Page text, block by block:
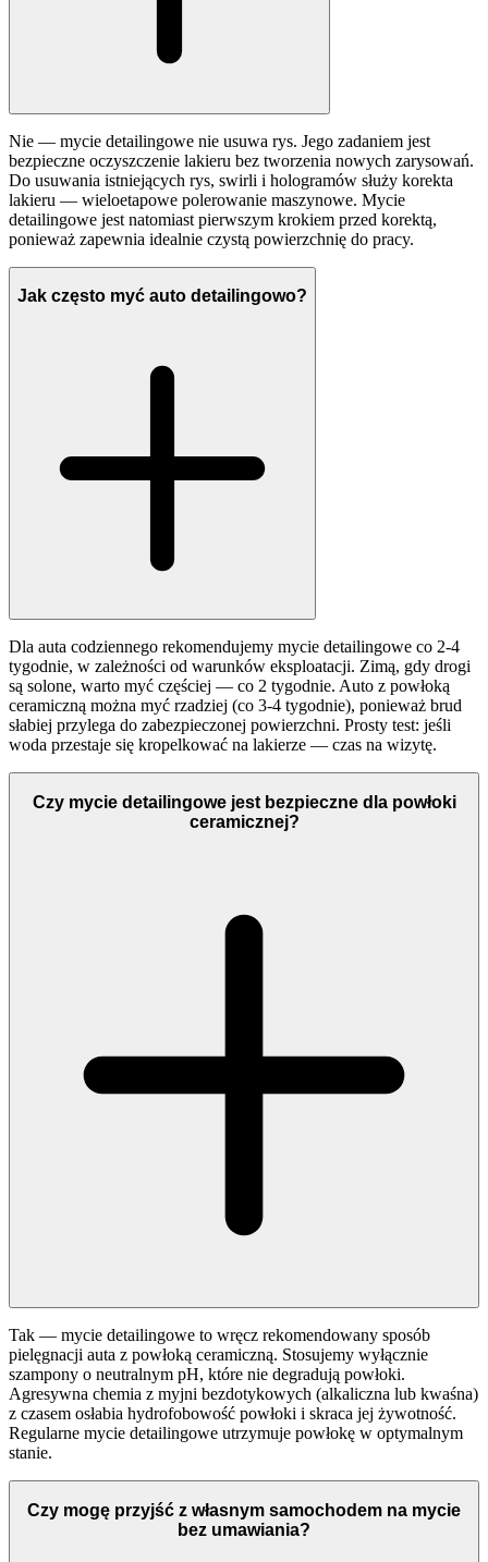
Nie — mycie detailingowe nie usuwa rys. Jego zadaniem jest
bezpieczne oczyszczenie lakieru bez tworzenia nowych zarysowań.
Do usuwania istniejących rys, swirli i hologramów służy korekta
lakieru — wieloetapowe polerowanie maszynowe. Mycie
detailingowe jest natomiast pierwszym krokiem przed korektą,
ponieważ zapewnia idealnie czystą powierzchnię do pracy.
Jak często myć auto detailingowo?
Dla auta codziennego rekomendujemy mycie detailingowe co 2-4
tygodnie, w zależności od warunków eksploatacji. Zimą, gdy drogi
są solone, warto myć częściej — co 2 tygodnie. Auto z powłoką
ceramiczną można myć rzadziej (co 3-4 tygodnie), ponieważ brud
słabiej przylega do zabezpieczonej powierzchni. Prosty test: jeśli
woda przestaje się kropelkować na lakierze — czas na wizytę.
Czy mycie detailingowe jest bezpieczne dla powłoki
ceramicznej?
Tak — mycie detailingowe to wręcz rekomendowany sposób
pielęgnacji auta z powłoką ceramiczną. Stosujemy wyłącznie
szampony o neutralnym pH, które nie degradują powłoki.
Agresywna chemia z myjni bezdotykowych (alkaliczna lub kwaśna)
z czasem osłabia hydrofobowość powłoki i skraca jej żywotność.
Regularne mycie detailingowe utrzymuje powłokę w optymalnym
stanie.
Czy mogę przyjść z własnym samochodem na mycie
bez umawiania?